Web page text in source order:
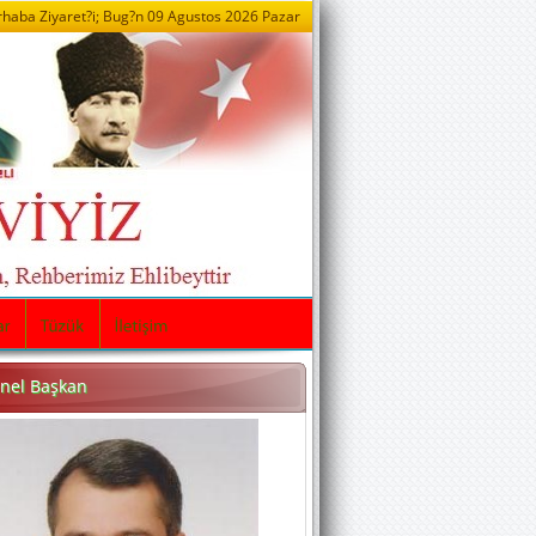
Ziyaret?i; Bug?n09 Agustos 2026 Pazar
Başkan